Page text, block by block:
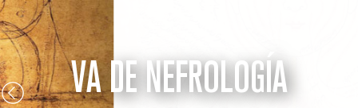
VA DE NEFROLOGÍA